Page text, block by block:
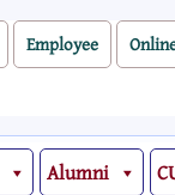
Employee
Alumni